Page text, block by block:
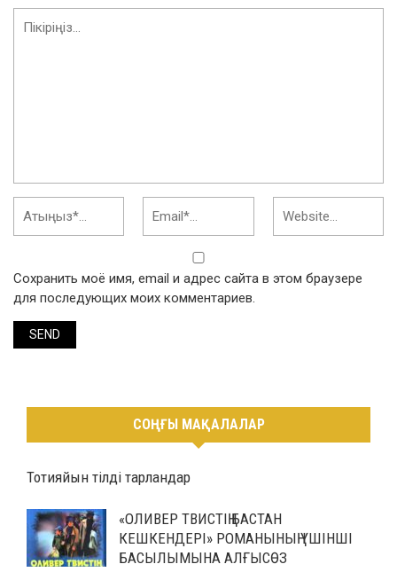
Сохранить моё имя, email и адрес сайта в этом браузере
для последующих моих комментариев.
СОҢҒЫ МАҚАЛАЛАР
Тотияйын тілді тарландар
«ОЛИВЕР ТВИСТІҢ БАСТАН
КЕШКЕНДЕРІ» РОМАНЫНЫҢ ҮШІНШІ
БАСЫЛЫМЫНА АЛҒЫСӨЗ